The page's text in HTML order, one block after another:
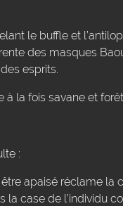
le buffle et
des masques
esprits.
à la fois savane et
:
apaisé réclame la
la case de l’individu